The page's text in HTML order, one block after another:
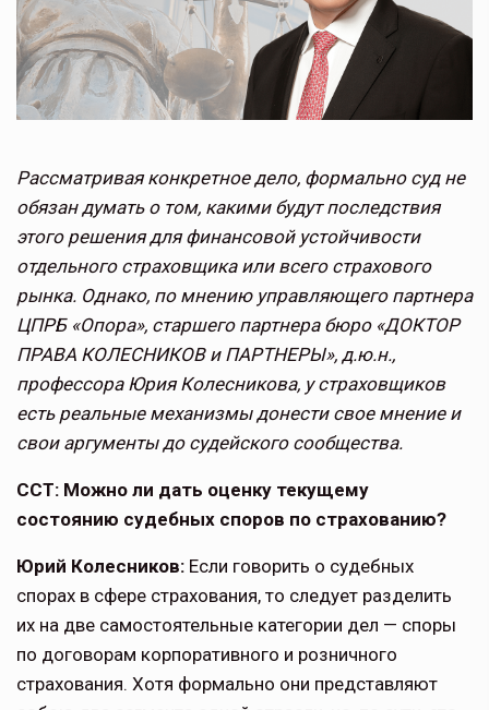
Рассматривая конкретное дело, формально суд не
обязан думать о том, какими будут последствия
этого решения для финансовой устойчивости
отдельного страховщика или всего страхового
рынка. Однако, по мнению управляющего партнера
ЦПРБ «Опора», старшего партнера бюро «ДОКТОР
ПРАВА КОЛЕСНИКОВ и ПАРТНЕРЫ», д.ю.н.,
профессора Юрия Колесникова, у страховщиков
есть реальные механизмы донести свое мнение и
свои аргументы до судейского сообщества.
ССТ: Можно ли дать оценку текущему
состоянию судебных споров по страхо­ванию?
Юрий Колесников: Если говорить о судебных
спорах в сфере страхования, то следует разделить
их на две само­стоятельные категории дел — споры
по договорам корпоративного и розничного
страхования. Хотя формально они представляют